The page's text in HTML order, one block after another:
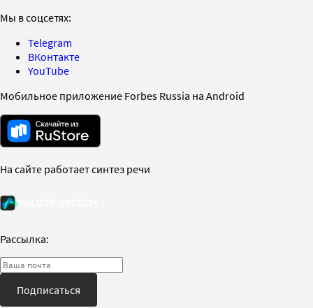
Мы в соцсетях:
Telegram
ВКонтакте
YouTube
Мобильное приложение Forbes Russia на Android
На сайте работает синтез речи
Рассылка:
Подписаться